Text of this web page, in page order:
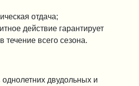
отдача;
действие гарантирует
течение всего сезона.
двудольных и